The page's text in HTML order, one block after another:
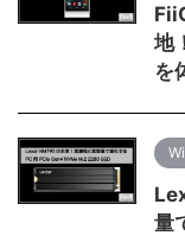
地
を
量